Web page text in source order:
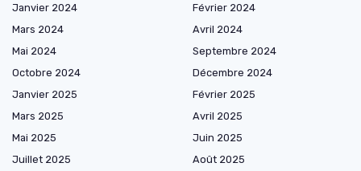
Janvier 2024
Février 2024
Mars 2024
Avril 2024
Mai 2024
Septembre 2024
Octobre 2024
Décembre 2024
Janvier 2025
Février 2025
Mars 2025
Avril 2025
Mai 2025
Juin 2025
Juillet 2025
Août 2025